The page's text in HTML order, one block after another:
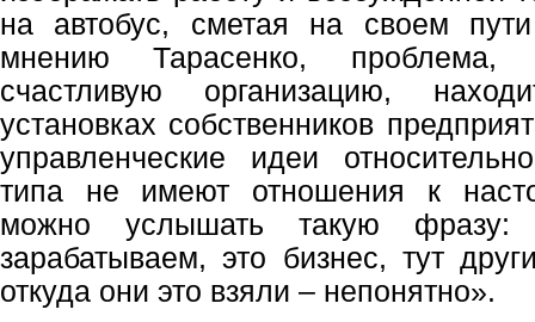
на автобус, сметая на своем
мнению Тарасенко, проблема,
счастливую организацию,
установках собственников
управленческие идеи
типа не имеют отношения к
можно услышать такую
зарабатываем, это бизнес, тут
откуда они это взяли – непонятно».